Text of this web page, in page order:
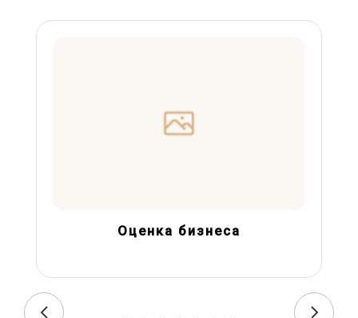
Оценка бизнеса